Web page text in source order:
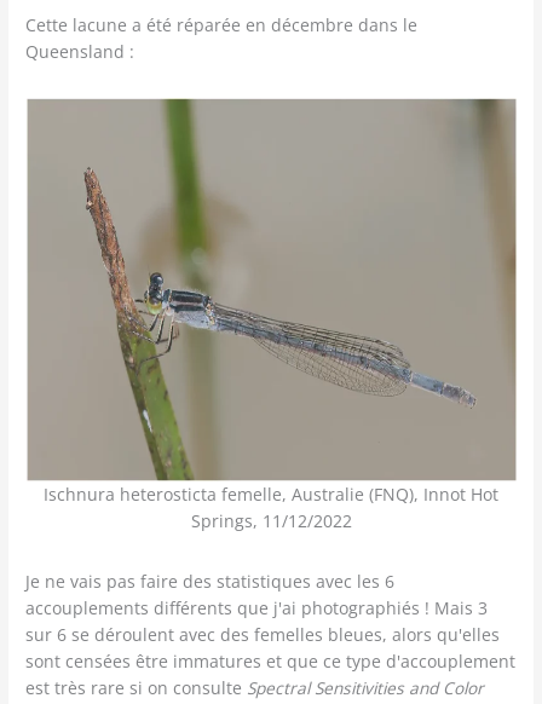
Cette lacune a été réparée en décembre dans le
Queensland :
Ischnura heterosticta femelle, Australie (FNQ), Innot Hot
Springs, 11/12/2022
Je ne vais pas faire des statistiques avec les 6
accouplements différents que j'ai photographiés ! Mais 3
sur 6 se déroulent avec des femelles bleues, alors qu'elles
sont censées être immatures et que ce type d'accouplement
est très rare si on consulte Spectral Sensitivities and Color